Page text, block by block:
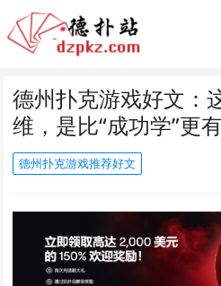
德州扑克游戏好文：
维，是比“成功学”更
德州扑克游戏推荐好文